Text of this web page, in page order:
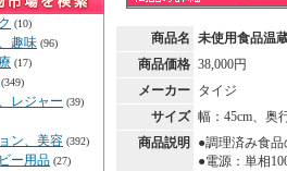
(10)
趣味 (96)
(17)
(349)
レジャー (39)
ン、美容 (392)
ー用品 (27)
商品名 未使用食品温
商品価格 38,000円
メーカー タイジ
サイズ 幅：45cm、奥
商品説明
●調理済み食
●電源：単相